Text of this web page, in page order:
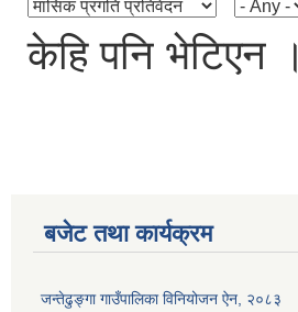
केहि पनि भेटिएन ।
बजेट तथा कार्यक्रम
जन्तेढुङ्गा गाउँपालिका विनियोजन ऐन, २०८३